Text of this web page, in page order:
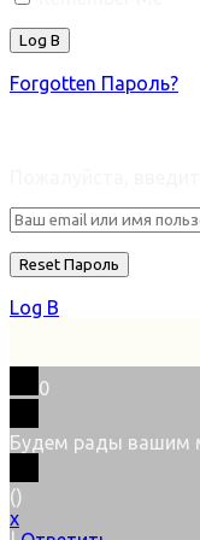
Forgotten Пароль?
Log В
0
Будем рады вашим
()
x